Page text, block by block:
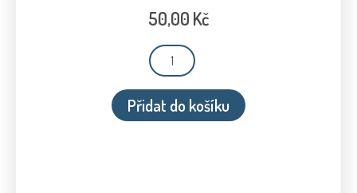
50,00 Kč
Starý
zákon
množství
Přidat do košíku